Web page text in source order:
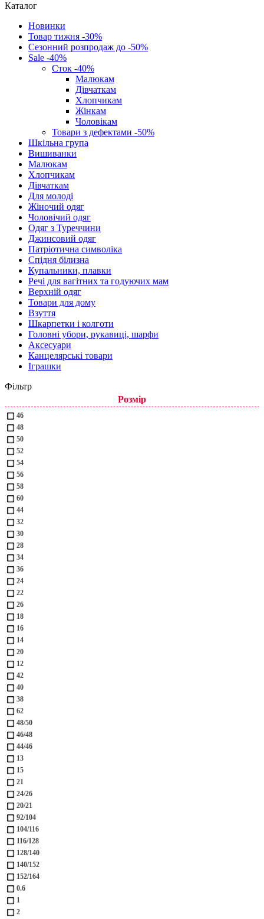
Каталог
Новинки
Товар тижня -30%
Сезонний розпродаж до -50%
Sale -40%
Сток -40%
Малюкам
Дівчаткам
Хлопчикам
Жінкам
Чоловікам
Товари з дефектами -50%
Шкільна група
Вишиванки
Малюкам
Хлопчикам
Дівчаткам
Для молоді
Жіночий одяг
Чоловічий одяг
Одяг з Туреччини
Джинсовий одяг
Патріотична символіка
Спідня білизна
Купальники, плавки
Речі для вагітних та годуючих мам
Верхній одяг
Товари для дому
Взуття
Шкарпетки і колготи
Головні убори, рукавиці, шарфи
Аксесуари
Канцелярські товари
Іграшки
Фільтр
Розмір
46
48
50
52
54
56
58
60
44
32
30
28
34
36
24
22
26
18
16
14
20
12
42
40
38
62
48/50
46/48
44/46
13
15
21
24/26
20/21
92/104
104/116
116/128
128/140
140/152
152/164
0.6
1
2